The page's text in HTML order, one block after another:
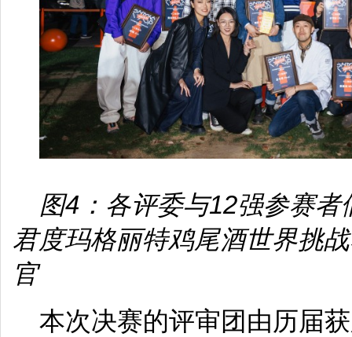
图4：各评委与12强参赛
君度玛格丽特鸡尾酒世界挑
官
本次决赛的评审团由历届